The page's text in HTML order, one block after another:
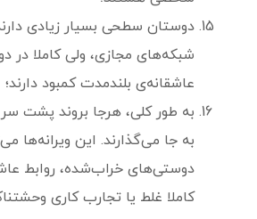
دوستان سطحی بسیار زیادی
شبکه‌های مجازی، ولی کاملا در
عاشقانه‌ی بلندمدت کمبود دارند؛
به طور کلی، هرجا بروند پشت سر
به جا می‌گذارند. این ویرانه‌ها
دوستی‌های خراب‌شده، روابط
کاملا غلط یا تجارب کاری